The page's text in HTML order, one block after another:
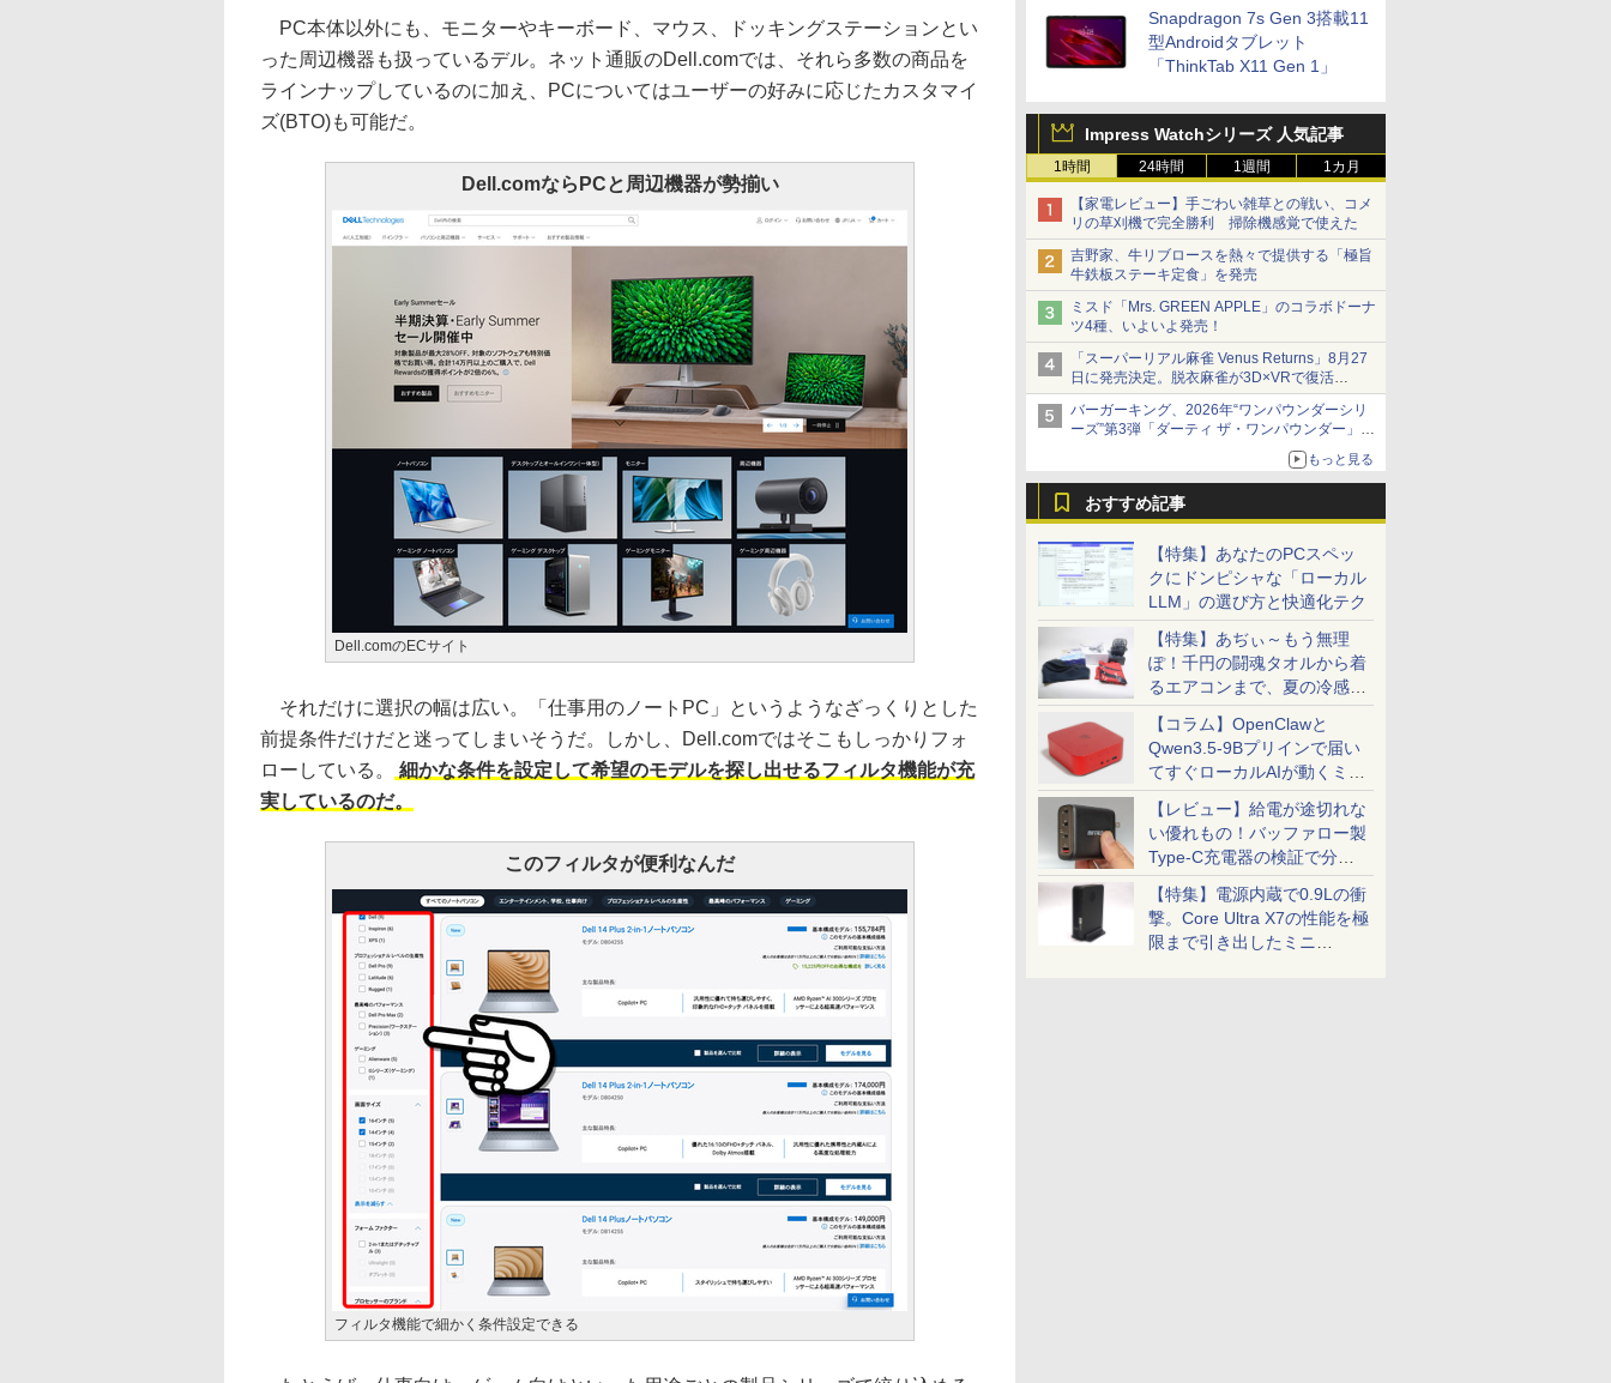
Snapdragon 7s Gen 3搭載11
型Androidタブレット
「ThinkTab X11 Gen 1」
Impress Watchシリーズ 人気記事
1時間 24時間 1週間 1カ月
【家電レビュー】手ごわい雑草との戦い、コメ
リの草刈機で完全勝利 掃除機感覚で使えた
吉野家、牛リブロースを熱々で提供する「極旨
牛鉄板ステーキ定食」を発売
ミスド「Mrs. GREEN APPLE」のコラボドーナ
ツ4種、いよいよ発売！
「スーパーリアル麻雀 Venus Returns」8月27
日に発売決定。脱衣麻雀が3D×VRで復活
発売から2週間は20%オフになるセールが実施
バーガーキング、2026年“ワンパウンダーシリ
ーズ”第3弾「ダーティ ザ・ワンパウンダー」を
「特製ガーリックマヨソース」を使用した超大
型チーズバーガー
もっと見る
おすすめ記事
【特集】あなたのPCスペッ
クにドンピシャな「ローカル
LLM」の選び方と快適化テク
【特集】あぢぃ～もう無理
ぽ！千円の闘魂タオルから着
るエアコンまで、夏の冷感グ
ッズ一挙紹介
【コラム】OpenClawと
Qwen3.5-9Bプリインで届い
てすぐローカルAIが動くミニ
PC「SER9 Pro」
【レビュー】給電が途切れな
い優れもの！バッファロー製
Type-C充電器の検証で分か
ったこと
【特集】電源内蔵で0.9Lの衝
撃。Core Ultra X7の性能を極
限まで引き出したミニ
PC本体以外にも、モニターやキーボード、マウス、ドッキングステーションとい
った周辺機器も扱っているデル。ネット通販のDell.comでは、それら多数の商品を
ラインナップしているのに加え、PCについてはユーザーの好みに応じたカスタマイ
ズ(BTO)も可能だ。
Dell.comならPCと周辺機器が勢揃い
Dell.comのECサイト
それだけに選択の幅は広い。「仕事用のノートPC」というようなざっくりとした
前提条件だけだと迷ってしまいそうだ。しかし、Dell.comではそこもしっかりフォ
ローしている。
細かな条件を設定して希望のモデルを探し出せるフィルタ機能が充
実しているのだ。
このフィルタが便利なんだ
フィルタ機能で細かく条件設定できる